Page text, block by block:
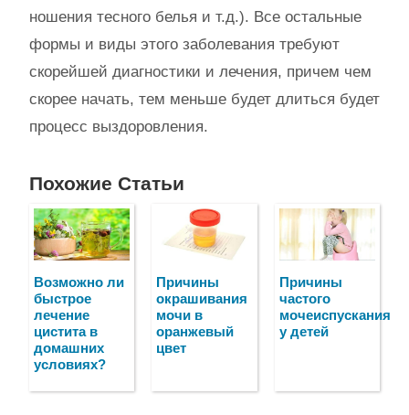
ношения тесного белья и т.д.). Все остальные
формы и виды этого заболевания требуют
скорейшей диагностики и лечения, причем чем
скорее начать, тем меньше будет длиться будет
процесс выздоровления.
Похожие Статьи
Возможно ли
быстрое
лечение
цистита в
домашних
условиях?
Причины
окрашивания
мочи в
оранжевый
цвет
Причины
частого
мочеиспускания
у детей